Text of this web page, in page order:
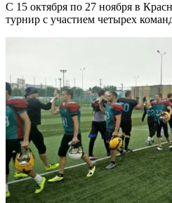
С 15 октября по 27 ноября в
турнир с участием четырех